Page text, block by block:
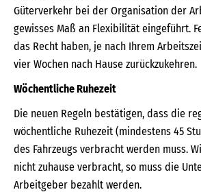
Güterverkehr bei der Organisation der
gewisses Maß an Flexibilität eingeführt.
das Recht haben, je nach Ihrem
vier Wochen nach Hause zurückzukehren.
Wöchentliche Ruhezeit
Die neuen Regeln bestätigen, dass die
wöchentliche Ruhezeit (mindestens 45
des Fahrzeugs verbracht werden muss.
nicht zuhause verbracht, so muss die
Arbeitgeber bezahlt werden.